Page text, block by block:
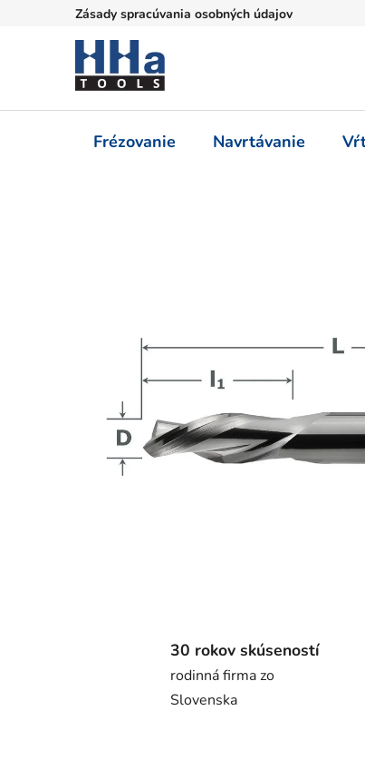
Zásady spracúvania osobných údajov
Frézovanie Navrtávanie
30 rokov skúseností
rodinná firma zo
Slovenska